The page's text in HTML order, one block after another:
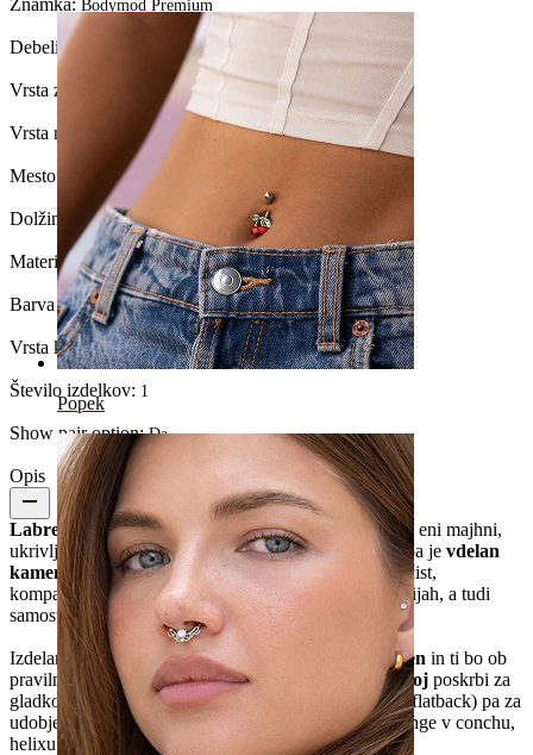
Popek
Bodymod Premium
Debelina navoja:
Vrsta zapenjanja: Notrani navoj
Vrsta nakita: Labret, Flatback
Mesto: Tragus, Ušesna mečica, Helix, Conch
Dolžina: 6 mm
Material:Titan
Barva kamenčka:Prozorna
Vrsta kamenčka:Kubični cirkonij
Število izdelkov: 1
Show pair option:Da
Opis
Labret iz titana luna z zvezdicozdruži oba motiva v eni majhni,
ukrivljeni celoti. Luna se udobno prilega koži, v njej pa je vdelan
kamenček, ki predstavlja zvezdico , s čimer ustvari čist,
kompakten detajl. Super izgleda v različnih kombinacijah, a tudi
samostojno. Na voljo je v zlati in srebrni barvi.
Izdelan je iztitana , zato jehipoalergen, vodoodporen in ti bo ob
pravilni negilahko služil vse življenje Notranji navoj poskrbi za
gladko vstavljanje in varen oprijem, raven zadnji del (flatback) pa za
udobje privsakdanjem nošenju
. Primeren je za pirsinge v conchu,
helixu, ušesni mečici ali tragusu.